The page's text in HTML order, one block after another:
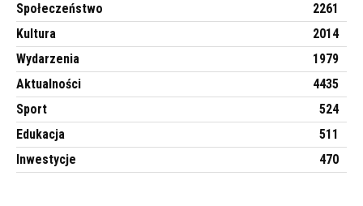
Społeczeństwo
2261
Kultura
2014
Wydarzenia
1979
Aktualności
4435
Sport
524
Edukacja
511
Inwestycje
470